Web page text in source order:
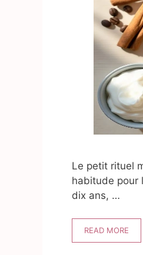
Le petit rituel
habitude pour
dix ans, …
READ MORE